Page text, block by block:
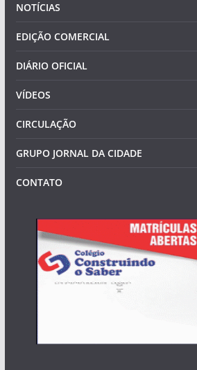
NOTÍCIAS
EDIÇÃO COMERCIAL
DIÁRIO OFICIAL
VÍDEOS
CIRCULAÇÃO
GRUPO JORNAL DA CIDADE
CONTATO